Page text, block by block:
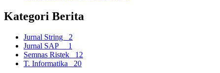
Kategori Berita
Jurnal String 2
Jurnal SAP 1
Semnas Ristek 12
T. Informatika 20